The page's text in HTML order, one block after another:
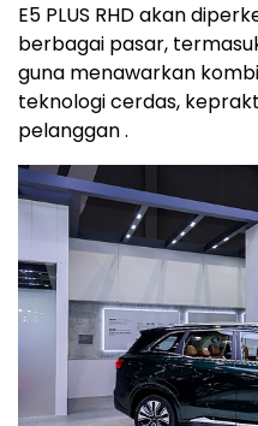
E5 PLUS RHD akan
berbagai pasar,
guna menawarkan
teknologi cerdas,
pelanggan .